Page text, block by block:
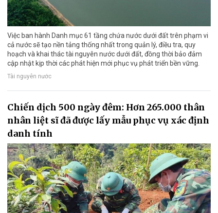
Việc ban hành Danh mục 61 tầng chứa nước dưới đất trên phạm vi
cả nước sẽ tạo nền tảng thống nhất trong quản lý, điều tra, quy
hoạch và khai thác tài nguyên nước dưới đất, đồng thời bảo đảm
cập nhật kịp thời các phát hiện mới phục vụ phát triển bền vững.
Tài nguyên nước
Chiến dịch 500 ngày đêm: Hơn 265.000 thân
nhân liệt sĩ đã được lấy mẫu phục vụ xác định
danh tính